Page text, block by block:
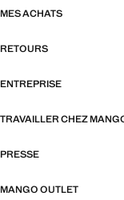
MES ACHATS
RETOURS
ENTREPRISE
TRAVAILLER CHEZ
PRESSE
MANGO OUTLET